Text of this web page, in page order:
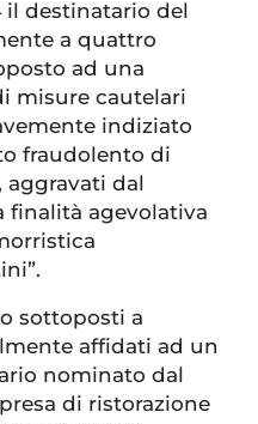
il destinatario del
a quattro
ad una
misure cautelari
indiziato
fraudolento di
aggravati dal
finalità agevolativa
sottoposti a
affidati ad un
nominato dal
di ristorazione